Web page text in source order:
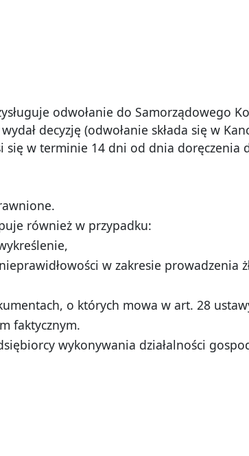
odwołanie do Samorządowego
decyzję (odwołanie składa się w
się w terminie 14 dni od dnia doręczenia
również w przypadku:
w zakresie prowadzenia
o których mowa w art. 28
faktycznym.
wykonywania działalności